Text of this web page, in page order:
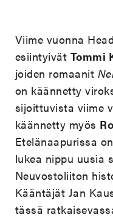
Viime vuonna
esiintyivät Tommi
joiden romaanit
on käännetty
sijoittuvista viime
käännetty myös
Etelänaapurissa
lukea nippu uusia
Neuvostoliiton
Kääntäjät Jan
tässä